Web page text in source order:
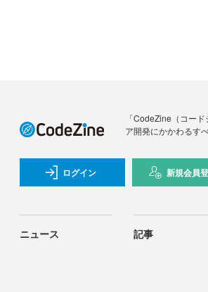
「CodeZine（コー
ア開発にかかわるす
ログイン 新規会員
ニュース 記事